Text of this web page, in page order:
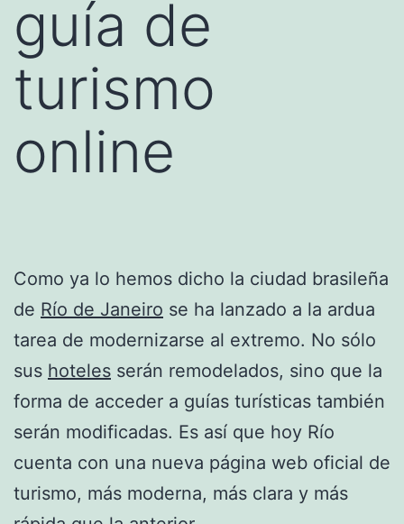
guía de
turismo
online
Como ya lo hemos dicho la ciudad brasileña
de Río de Janeiro se ha lanzado a la ardua
tarea de modernizarse al extremo. No sólo
sus hoteles serán remodelados, sino que la
forma de acceder a guías turísticas también
serán modificadas. Es así que hoy Río
cuenta con una nueva página web oficial de
turismo, más moderna, más clara y más